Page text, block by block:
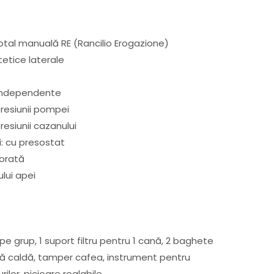
manuală RE (Rancilio Erogazione)
laterale
pompei
cazanului
cu presostat
apei
grup, 1 suport filtru pentru 1 cană, 2 baghete
caldă, tamper cafea, instrument pentru